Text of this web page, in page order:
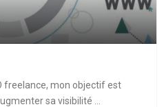
freelance, mon objectif est
sa visibilité ...